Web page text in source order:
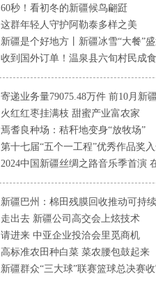
60秒！看初冬的新疆候鸟翩跹
这群年轻人守护阿勒泰多样之美
新疆是个好地方丨新疆冰雪“大餐”
收到国外订单！温泉县六旬村民成
寄递业务量79075.48万件 前10月新
火红红枣挂满枝 甜蜜产业富农家
焉耆良种场：秸秆地变身“放牧场”
第十七届“五个一工程”优秀作品奖
2024中国新疆丝绸之路音乐季首演
新疆巴州：棉田残膜回收推动可持
走出去 新疆公司高交会上炫技术
请进来 中亚企业投洽会里觅商机
高标准农田种白菜 菜农腰包鼓起来
新疆群众“三大球”联赛篮球总决赛